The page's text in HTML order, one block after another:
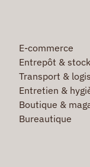
E-commerce
Entrepôt &
Transport &
Entretien &
Boutique &
Bureautique